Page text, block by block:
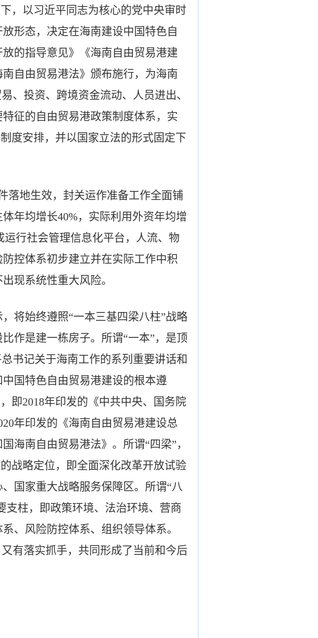
，以习近平同志为核心的党中央审时
形态，决定在海南建设中国特色自
的指导意见》《海南自由贸易港建
自由贸易港法》颁布施行，为海南
、投资、跨境资金流动、人员进出、
征的自由贸易港政策制度体系，实
度安排，并以国家立法的形式固定下
地生效，封关运作准备工作全面铺
年均增长40%，实际利用外资年均增
运行社会管理信息化平台，人流、物
控体系初步建立并在实际工作中积
现系统性重大风险。
始终遵照“一本三基四梁八柱”战略
作是建一栋房子。所谓“一本”，是顶
书记关于海南工作的系列重要讲话和
国特色自由贸易港建设的根本遵
即2018年印发的《中共中央、国务院
年印发的《海南自由贸易港建设总
海南自由贸易港法》。所谓“四梁”，
战略定位，即全面深化改革开放试验
国家重大战略服务保障区。所谓“八
支柱，即政策环境、法治环境、营商
、风险防控体系、组织领导体系。
有落实抓手，共同形成了当前和今后